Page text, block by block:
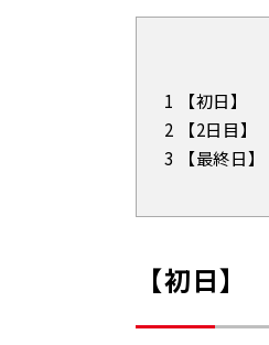
1 【初日】
2 【2日目】
3 【最終日】
【初日】